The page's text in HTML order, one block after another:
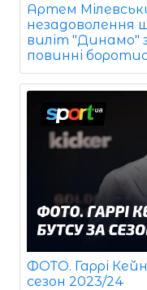
Артем
незадоволення
виліт "Динамо" з
повинні
ФОТО. Гаррі
сезон 2023/24